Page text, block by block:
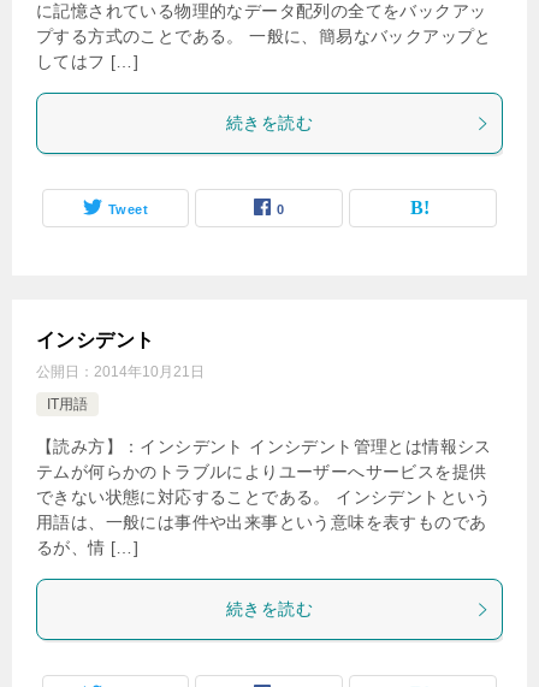
に記憶されている物理的なデータ配列の全てをバックアッ
プする方式のことである。 一般に、簡易なバックアップと
してはフ […]
続きを読む
Tweet 0
インシデント
公開日： 2014年10月21日
IT用語
【読み方】：インシデント インシデント管理とは情報シス
テムが何らかのトラブルによりユーザーへサービスを提供
できない状態に対応することである。 インシデントという
用語は、一般には事件や出来事という意味を表すものであ
るが、情 […]
続きを読む